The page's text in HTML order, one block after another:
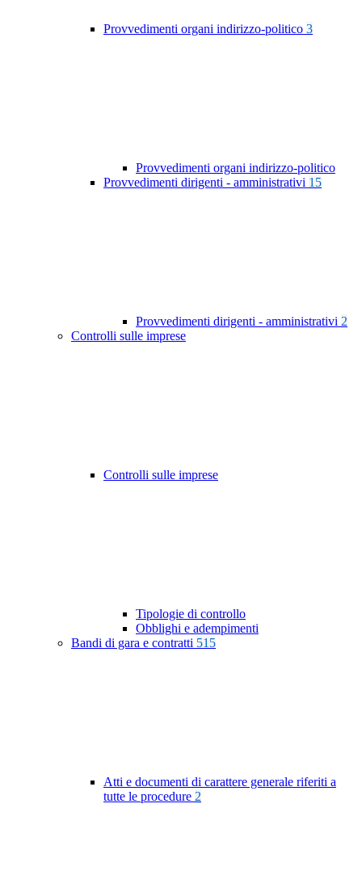
Provvedimenti organi indirizzo-politico 3
Provvedimenti organi indirizzo-politico
Provvedimenti dirigenti - amministrativi 15
Provvedimenti dirigenti - amministrativi 2
Controlli sulle imprese
Controlli sulle imprese
Tipologie di controllo
Obblighi e adempimenti
Bandi di gara e contratti 515
Atti e documenti di carattere generale riferiti a
tutte le procedure 2